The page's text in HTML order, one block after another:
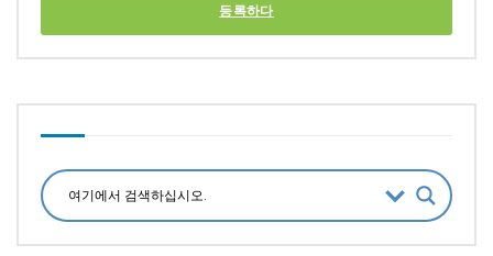
등록하다